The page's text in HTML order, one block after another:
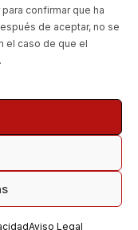
confirmar que ha
de aceptar, no se
el caso de que el
Aviso Legal
los derechos